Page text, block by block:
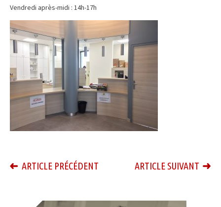
Vendredi après-midi : 14h-17h
ARTICLE PRÉCÉDENT ARTICLE SUIVANT